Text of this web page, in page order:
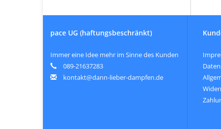
pace UG (haftungsbeschränkt)
Immer eine Idee mehr im Sinne des Kunden
089-21637283
kontakt@dann-lieber-dampfen.de